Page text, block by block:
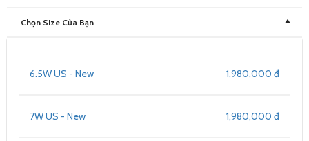
Chọn Size Của Bạn
1,980,000 đ
6.5W US - New
1,980,000 đ
7W US - New